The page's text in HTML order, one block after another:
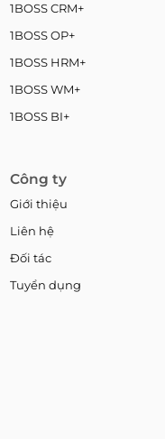
1BOSS CRM+
1BOSS OP+
1BOSS HRM+
1BOSS WM+
1BOSS BI+
Công ty
Giới thiệu
Liên hệ
Đối tác
Tuyển dụng